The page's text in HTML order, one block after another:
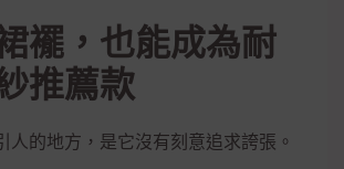
襬，也能成為耐
推薦款
人的地方，是它沒有刻意追求誇張。